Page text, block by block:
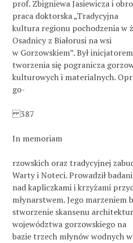
prof. Zbigniewa Jasiewicza i
praca doktorska „Tradycyjna
kultura regionu pochodzenia w
Osadnicy z Białorusi na wsi
w Gorzowskiem”. Był
tworzenia się pogranicza
kulturowych i materialnych.
go-
387
In memoriam
rzowskich oraz tradycyjnej
Warty i Noteci. Prowadził
nad kapliczkami i krzyżami
młynarstwem. Jego marzeniem
stworzenie skansenu
województwa gorzowskiego na
bazie trzech młynów wodnych